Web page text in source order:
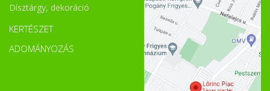
Dísztárgy, dekoráció
KERTÉSZET
ADOMÁNYOZÁS